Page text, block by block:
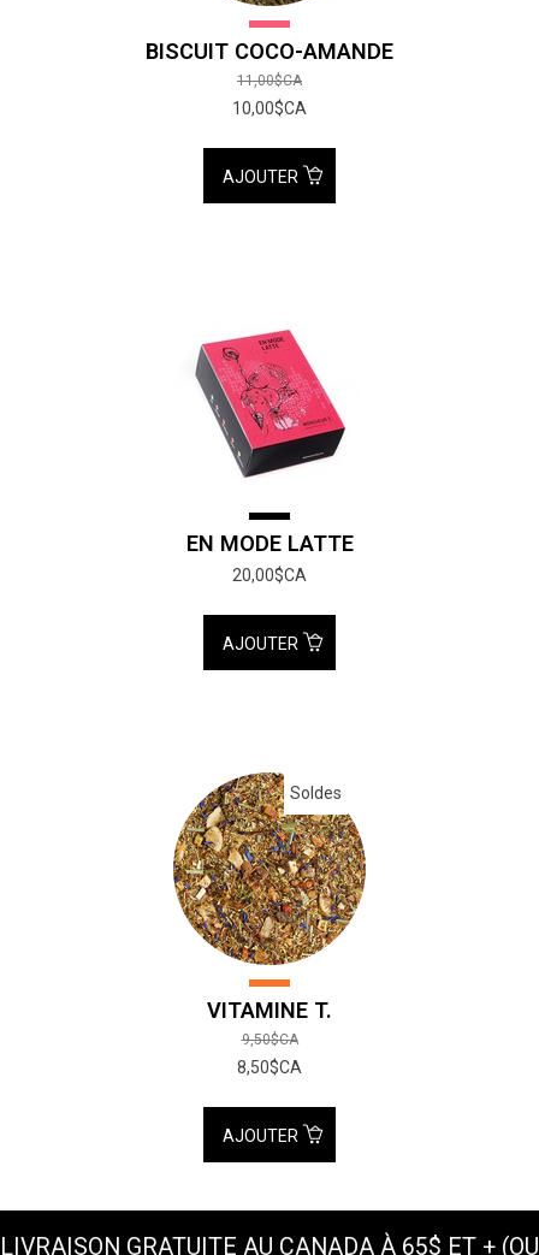
BISCUIT COCO-AMANDE
11,00$CA
10,00$CA
AJOUTER
EN MODE LATTE
20,00$CA
AJOUTER
Soldes
VITAMINE T.
9,50$CA
8,50$CA
AJOUTER
LIVRAISON GRATUITE AU CANADA À 65$ ET + (OU